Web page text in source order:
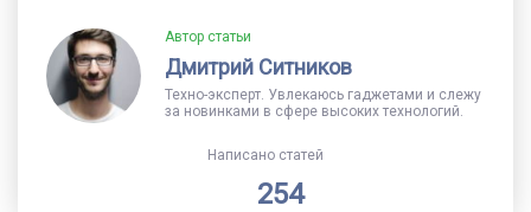
Автор статьи
Дмитрий Ситников
Техно-эксперт. Увлекаюсь гаджетами и слежу
за новинками в сфере высоких технологий.
Написано статей
254